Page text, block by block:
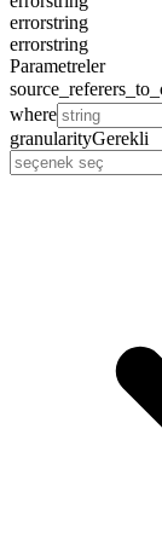
errorstring
errorstring
Parametreler
where
granularityGerekli